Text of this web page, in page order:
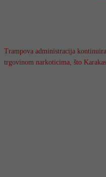
Trampova administracija
trgovinom narkoticima, što